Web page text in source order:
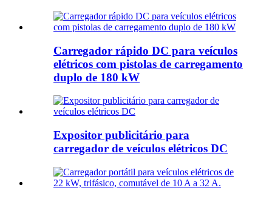
Carregador rápido DC para veículos
elétricos com pistolas de carregamento
duplo de 180 kW
Expositor publicitário para
carregador de veículos elétricos DC